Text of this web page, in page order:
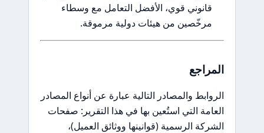
قانوني قوي، الأفضل التعامل مع وسطاء
مرخّصين من هيئات دولية مرموقة.
الروابط والمصادر التالية عبارة عن أنواع المصادر
العامة التي استُعين بها في هذا التقرير: صفحات
الشركة الرسمية (قوانينها ووثائق العميل)،